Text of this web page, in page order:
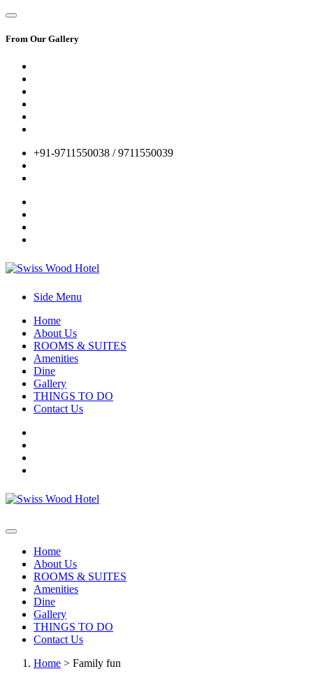
From Our Gallery
+91-9711550038 / 9711550039
Side Menu
Home
About Us
ROOMS & SUITES
Amenities
Dine
Gallery
THINGS TO DO
Contact Us
Home
About Us
ROOMS & SUITES
Amenities
Dine
Gallery
THINGS TO DO
Contact Us
Home > Family fun